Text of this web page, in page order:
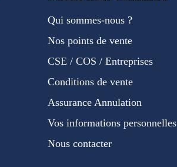
Qui sommes-nous ?
Nos points de vente
CSE / COS / Entreprises
Conditions de vente
Assurance Annulation
Vos informations personnelles
Nous contacter